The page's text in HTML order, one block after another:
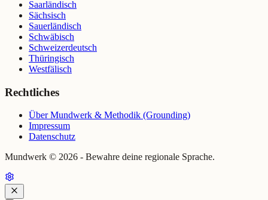
Saarländisch
Sächsisch
Sauerländisch
Schwäbisch
Schweizerdeutsch
Thüringisch
Westfälisch
Rechtliches
Über Mundwerk & Methodik (Grounding)
Impressum
Datenschutz
Mundwerk © 2026 - Bewahre deine regionale Sprache.